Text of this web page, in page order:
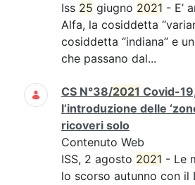
Iss 25 giugno 2021 - E’
Alfa, la cosiddetta
cosiddetta “indiana” e
che passano dal...
CS N°38/2021 Covid-
l’introduzione delle
ricoveri solo
Contenuto Web
ISS, 2 agosto 2021 - Le
lo scorso autunno con il